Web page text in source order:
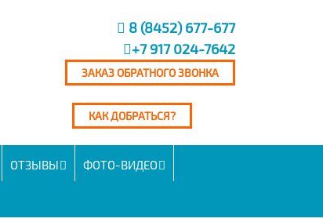
8 (8452) 677-677
+7 917 024-7642
ЗАКАЗ ОБРАТНОГО ЗВОНКА
КАК ДОБРАТЬСЯ?
ОТЗЫВЫ ФОТО-ВИДЕО